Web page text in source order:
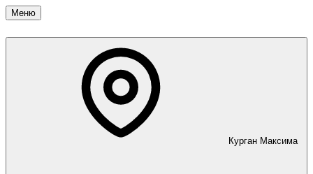
Меню
Курган Максима